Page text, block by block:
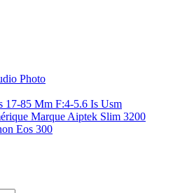
Photo
17-85 Mm F:4-5.6 Is Usm
Marque Aiptek Slim 3200
Eos 300